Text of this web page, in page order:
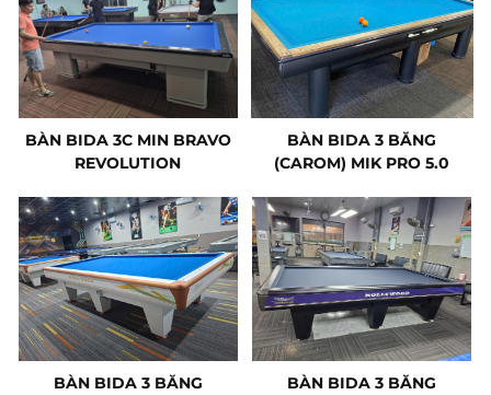
BÀN BIDA 3C MIN BRAVO
REVOLUTION
BÀN BIDA 3 BĂNG
(CAROM) MIK PRO 5.0
BÀN BIDA 3 BĂNG
BÀN BIDA 3 BĂNG